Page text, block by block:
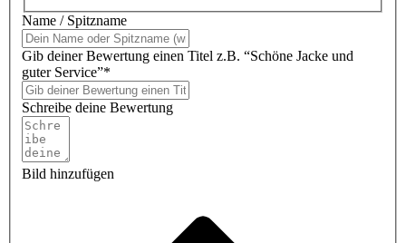
Name / Spitzname
Gib deiner Bewertung einen Titel z.B. “Schöne Jacke und
guter Service”*
Schreibe deine Bewertung
Bild hinzufügen